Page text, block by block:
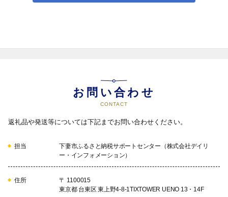
お問い合わせ
CONTACT
返礼品や発送等については下記までお問い合わせください。
担当
下妻市ふるさと納税サポートセンター（株式会社デイリ
ー・インフォメーション）
住所
〒 1100015
東京都 台東区 東上野4-8-1TIXTOWER UENO 13・14F